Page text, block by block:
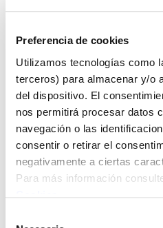
Preferencia de cookies
Utilizamos tecnologías como
terceros) para almacenar y/o
del dispositivo. El
nos permitirá procesar datos
navegación o las
consentir o retirar el
negativamente a ciertas
Para más información
Click&Collect - Recogida gratis
en nuestras tiendas